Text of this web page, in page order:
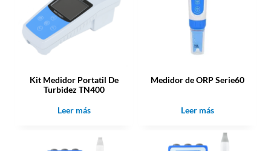
Kit Medidor Portatil De
Turbidez TN400
Leer más
Medidor de ORP Serie60
Leer más